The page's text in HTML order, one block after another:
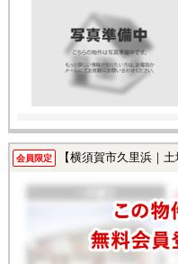
会員限定 【横須賀市久里浜｜土